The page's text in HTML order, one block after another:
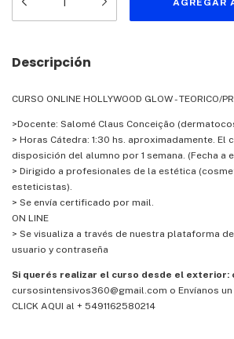
Descripción
CURSO ONLINE HOLLYWOOD GLOW - TEORICO/
>Docente: Salomé Claus Conceição
> Horas Cátedra: 1:30 hs. aproximadamente. El
disposición del alumno por 1 semana. (Fecha a
> Dirigido a profesionales de la estética
esteticistas).
> Se envía certificado por mail.
ON LINE
> Se visualiza a través de nuestra plataforma
usuario y contraseña
Si querés realizar el curso desde el exterior:
cursosintensivos360@gmail.com o Envíanos
CLICK AQUI al + 5491162580214